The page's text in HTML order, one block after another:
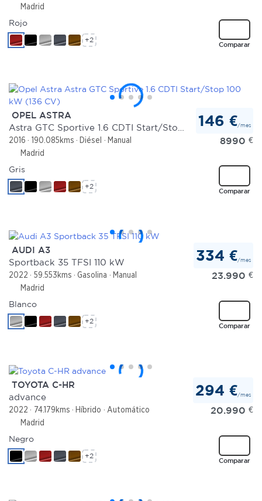
Madrid
Comparar
Rojo
+2
OPEL ASTRA
Astra GTC Sportive 1.6 CDTI Start/Stop 100 kW (136 CV)
2016 190.085kms Diésel
Manual
Madrid
146 €/mes
8990 €
Comparar
Gris
+2
AUDI A3
Sportback 35 TFSI 110 kW
2022 59.553kms Gasolina
Manual
Madrid
334 €/mes
23.990 €
Comparar
Blanco
+2
TOYOTA C-HR
advance
2022 74.179kms Híbrido
Automático
Madrid
294 €/mes
20.990 €
Comparar
Negro
+2